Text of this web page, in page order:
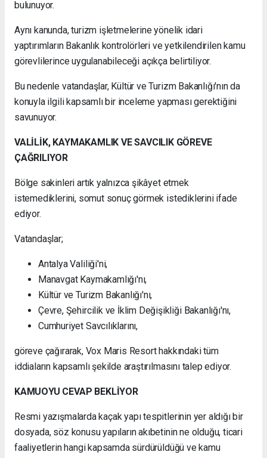
bulunuyor.
Aynı kanunda, turizm işletmelerine yönelik idari
yaptırımların Bakanlık kontrolörleri ve yetkilendirilen kamu
görevlilerince uygulanabileceği açıkça belirtiliyor.
Bu nedenle vatandaşlar, Kültür ve Turizm Bakanlığı'nın da
konuyla ilgili kapsamlı bir inceleme yapması gerektiğini
savunuyor.
VALİLİK, KAYMAKAMLIK VE SAVCILIK GÖREVE
ÇAĞRILIYOR
Bölge sakinleri artık yalnızca şikâyet etmek
istemediklerini, somut sonuç görmek istediklerini ifade
ediyor.
Vatandaşlar;
Antalya Valiliği'ni,
Manavgat Kaymakamlığı'nı,
Kültür ve Turizm Bakanlığı'nı,
Çevre, Şehircilik ve İklim Değişikliği Bakanlığı'nı,
Cumhuriyet Savcılıklarını,
göreve çağırarak, Vox Maris Resort hakkındaki tüm
iddiaların kapsamlı şekilde araştırılmasını talep ediyor.
KAMUOYU CEVAP BEKLİYOR
Resmi yazışmalarda kaçak yapı tespitlerinin yer aldığı bir
dosyada, söz konusu yapıların akıbetinin ne olduğu, ticari
faaliyetlerin hangi kapsamda sürdürüldüğü ve kamu